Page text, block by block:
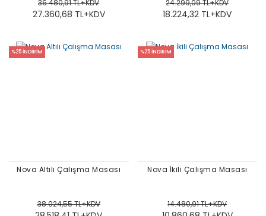
36.480,91 TL+KDV
27.360,68 TL+KDV
24.299,09 TL+KDV
18.224,32 TL+KDV
%25 İNDİRİM
Nova Altılı Çalışma Masası
38.024,55 TL+KDV
%25 İNDİRİM
Nova İkili Çalışma Masası
14.480,91 TL+KDV